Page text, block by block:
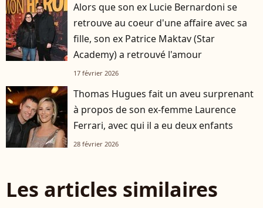
Alors que son ex Lucie Bernardoni se
retrouve au coeur d'une affaire avec sa
fille, son ex Patrice Maktav (Star
Academy) a retrouvé l'amour
17 février 2026
Thomas Hugues fait un aveu surprenant
à propos de son ex-femme Laurence
Ferrari, avec qui il a eu deux enfants
28 février 2026
Les articles similaires